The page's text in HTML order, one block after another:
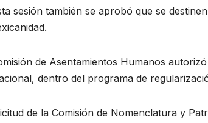
sesión también se aprobó que se
de Asentamientos Humanos
dentro del programa de
de la Comisión de Nomenclatura y